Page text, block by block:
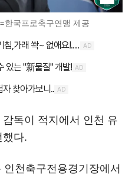
한국프로축구연맹 제공
독이 적지에서 인천 유
했다.
천축구전용경기장에서